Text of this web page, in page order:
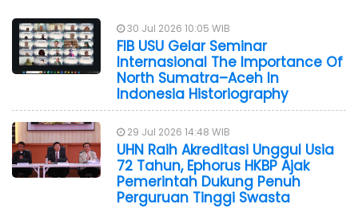
30 Jul 2026 10:05 WIB
FIB USU Gelar Seminar
Internasional The Importance Of
North Sumatra–Aceh In
Indonesia Historiography
29 Jul 2026 14:48 WIB
UHN Raih Akreditasi Unggul Usia
72 Tahun, Ephorus HKBP Ajak
Pemerintah Dukung Penuh
Perguruan Tinggi Swasta